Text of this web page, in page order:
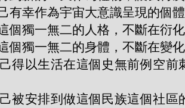
幸作為宇宙大意識呈現的個
獨一無二的人格，不斷在衍
獨一無二的身體，不斷在變
得以生活在這個史無前例空前
被安排到做這個民族這個社區